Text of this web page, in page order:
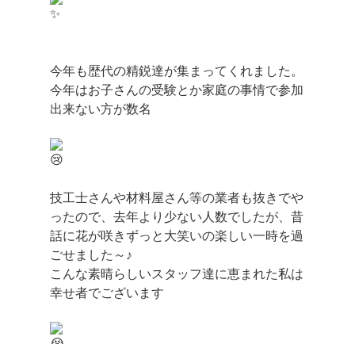
今年も歴代の精鋭達が集まってくれました。
今年はお子さんの受験とか家庭の事情で参加
出来ない方が数名
技工士さんや材料屋さん等の業者も抜きでや
ったので、去年より少ない人数でしたが、昔
話に花が咲きずっと大笑いの楽しい一時を過
ごせました～♪
こんな素晴らしいスタッフ達に恵まれた私は
幸せ者でございます